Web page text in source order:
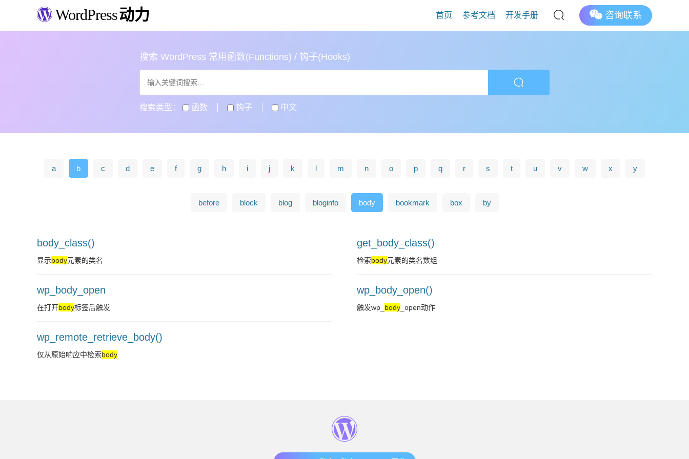
WordPress动力 首页 参考文档 开发手册 咨询联系
搜索 WordPress 常用函数(Functions) / 钩子(Hooks)
搜索类型： 函数 钩子 中文
a b c d e f g h i j k l m n o p q r s t u v w x y
before block blog bloginfo body bookmark box by
body_class()
显示body元素的类名
get_body_class()
检索body元素的类名数组
wp_body_open
在打开body标签后触发
wp_body_open()
触发wp_ body _open动作
wp_remote_retrieve_body()
仅从原始响应中检索body